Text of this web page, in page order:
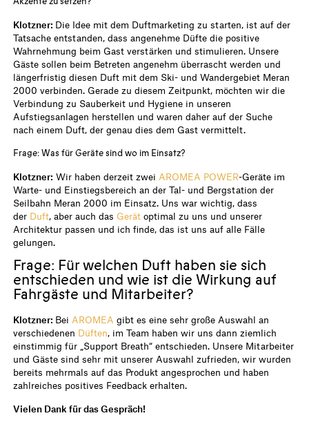
Klotzner: Die Idee mit dem Duftmarketing zu starten, ist auf der
Tatsache entstanden, dass angenehme Düfte die positive
Wahrnehmung beim Gast verstärken und stimulieren. Unsere
Gäste sollen beim Betreten angenehm überrascht werden und
längerfristig diesen Duft mit dem Ski- und Wandergebiet Meran
2000 verbinden. Gerade zu diesem Zeitpunkt, möchten wir die
Verbindung zu Sauberkeit und Hygiene in unseren
Aufstiegsanlagen herstellen und waren daher auf der Suche
nach einem Duft, der genau dies dem Gast vermittelt.
Frage: Was für Geräte sind wo im Einsatz?
Klotzner: Wir haben derzeit zwei AROMEA POWER-Geräte im
Warte- und Einstiegsbereich an der Tal- und Bergstation der
Seilbahn Meran 2000 im Einsatz. Uns war wichtig, dass
der Duft, aber auch das Gerät optimal zu uns und unserer
Architektur passen und ich finde, das ist uns auf alle Fälle
gelungen.
Frage: Für welchen Duft haben sie sich
entschieden und wie ist die Wirkung auf
Fahrgäste und Mitarbeiter?
Klotzner: Bei AROMEA gibt es eine sehr große Auswahl an
verschiedenen Düften, im Team haben wir uns dann ziemlich
einstimmig für „Support Breath“ entschieden. Unsere Mitarbeiter
und Gäste sind sehr mit unserer Auswahl zufrieden, wir wurden
bereits mehrmals auf das Produkt angesprochen und haben
zahlreiches positives Feedback erhalten.
Vielen Dank für das Gespräch!